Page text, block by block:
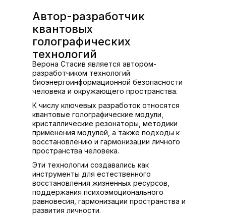
Автор-разработчик
квантовых
голографических
технологий
Верона Стасив является автором-
разработчиком технологий
биоэнергоинформационной безопасности
человека и окружающего пространства.
К числу ключевых разработок относятся
квантовые голографические модули,
кристаллические резонаторы, методики
применения модулей, а также подходы к
восстановлению и гармонизации личного
пространства человека.
Эти технологии создавались как
инструменты для естественного
восстановления жизненных ресурсов,
поддержания психоэмоционального
равновесия, гармонизации пространства и
развития личности.